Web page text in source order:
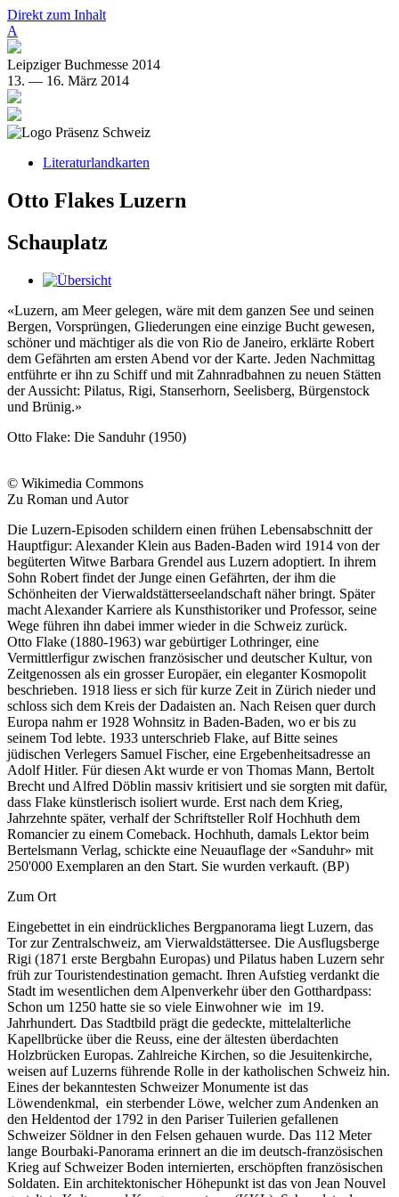
Direkt zum Inhalt
A
Leipziger Buchmesse 2014
13. — 16. März 2014
Literaturlandkarten
Otto Flakes Luzern
Schauplatz
«Luzern, am Meer gelegen, wäre mit dem ganzen See und seinen
Bergen, Vorsprüngen, Gliederungen eine einzige Bucht gewesen,
schöner und mächtiger als die von Rio de Janeiro, erklärte Robert
dem Gefährten am ersten Abend vor der Karte. Jeden Nachmittag
entführte er ihn zu Schiff und mit Zahnradbahnen zu neuen Stätten
der Aussicht: Pilatus, Rigi, Stanserhorn, Seelisberg, Bürgenstock
und Brünig.»
Otto Flake: Die Sanduhr (1950)
© Wikimedia Commons
Zu Roman und Autor
Die Luzern-Episoden schildern einen frühen Lebensabschnitt der
Hauptfigur: Alexander Klein aus Baden-Baden wird 1914 von der
begüterten Witwe Barbara Grendel aus Luzern adoptiert. In ihrem
Sohn Robert findet der Junge einen Gefährten, der ihm die
Schönheiten der Vierwaldstätterseelandschaft näher bringt. Später
macht Alexander Karriere als Kunsthistoriker und Professor, seine
Wege führen ihn dabei immer wieder in die Schweiz zurück.
Otto Flake (1880-1963) war gebürtiger Lothringer, eine
Vermittlerfigur zwischen französischer und deutscher Kultur, von
Zeitgenossen als ein grosser Europäer, ein eleganter Kosmopolit
beschrieben. 1918 liess er sich für kurze Zeit in Zürich nieder und
schloss sich dem Kreis der Dadaisten an. Nach Reisen quer durch
Europa nahm er 1928 Wohnsitz in Baden-Baden, wo er bis zu
seinem Tod lebte. 1933 unterschrieb Flake, auf Bitte seines
jüdischen Verlegers Samuel Fischer, eine Ergebenheitsadresse an
Adolf Hitler. Für diesen Akt wurde er von Thomas Mann, Bertolt
Brecht und Alfred Döblin massiv kritisiert und sie sorgten mit dafür,
dass Flake künstlerisch isoliert wurde. Erst nach dem Krieg,
Jahrzehnte später, verhalf der Schriftsteller Rolf Hochhuth dem
Romancier zu einem Comeback. Hochhuth, damals Lektor beim
Bertelsmann Verlag, schickte eine Neuauflage der «Sanduhr» mit
250'000 Exemplaren an den Start. Sie wurden verkauft. (BP)
Zum Ort
Eingebettet in ein eindrückliches Bergpanorama liegt Luzern, das
Tor zur Zentralschweiz, am Vierwaldstättersee. Die Ausflugsberge
Rigi (1871 erste Bergbahn Europas) und Pilatus haben Luzern sehr
früh zur Touristendestination gemacht. Ihren Aufstieg verdankt die
Stadt im wesentlichen dem Alpenverkehr über den Gotthardpass:
Schon um 1250 hatte sie so viele Einwohner wie im 19.
Jahrhundert. Das Stadtbild prägt die gedeckte, mittelalterliche
Kapellbrücke über die Reuss, eine der ältesten überdachten
Holzbrücken Europas. Zahlreiche Kirchen, so die Jesuitenkirche,
weisen auf Luzerns führende Rolle in der katholischen Schweiz hin.
Eines der bekanntesten Schweizer Monumente ist das
Löwendenkmal, ein sterbender Löwe, welcher zum Andenken an
den Heldentod der 1792 in den Pariser Tuilerien gefallenen
Schweizer Söldner in den Felsen gehauen wurde. Das 112 Meter
lange Bourbaki-Panorama erinnert an die im deutsch-französischen
Krieg auf Schweizer Boden internierten, erschöpften französischen
Soldaten. Ein architektonischer Höhepunkt ist das von Jean Nouvel